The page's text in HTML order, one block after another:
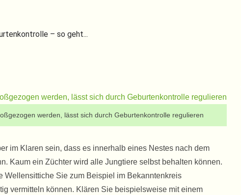
– so geht...
werden, lässt sich durch Geburtenkontrolle regulieren
im Klaren sein, dass es innerhalb eines Nestes nach dem
Kaum ein Züchter wird alle Jungtiere selbst behalten können.
Sie zum Beispiel im Bekanntenkreis
vermitteln können. Klären Sie beispielsweise mit einem